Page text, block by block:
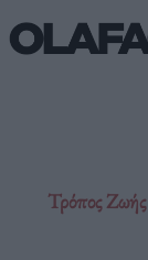
Τρόπος Ζωής